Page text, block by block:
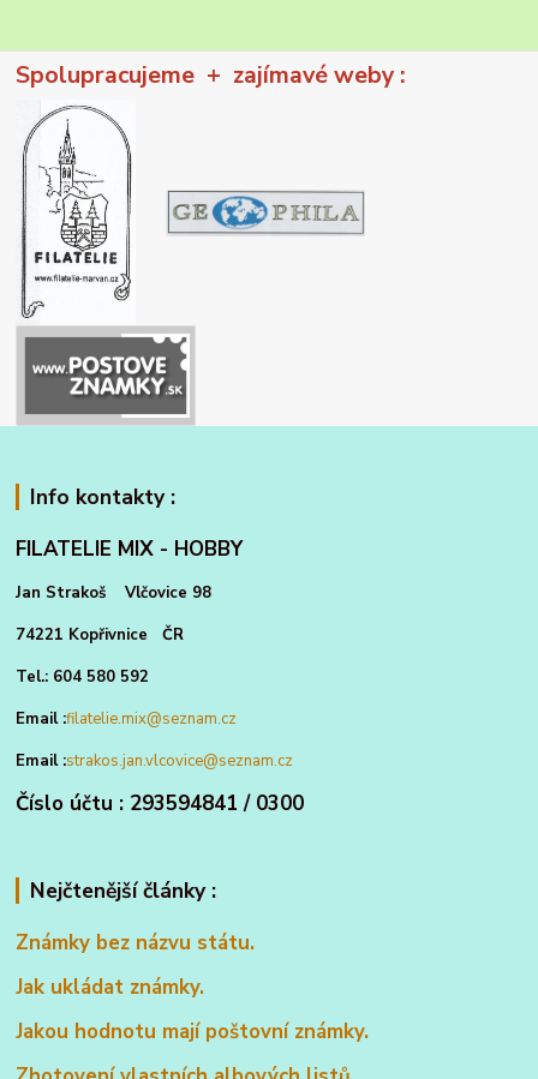
Spolupracujeme + zajímavé weby :
Info kontakty :
FILATELIE MIX - HOBBY
Jan Strakoš Vlčovice 98
74221 Kopřivnice ČR
Tel.: 604 580 592
Email :filatelie.mix@seznam.cz
Email :strakos.jan.vlcovice@seznam.cz
Číslo účtu : 293594841 / 0300
Nejčtenější články :
Známky bez názvu státu.
Jak ukládat známky.
Jakou hodnotu mají poštovní známky.